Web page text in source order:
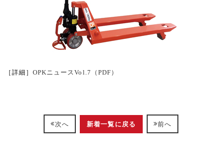
［詳細］OPKニュースVol.7（PDF）
次へ 新着一覧に戻る 前へ